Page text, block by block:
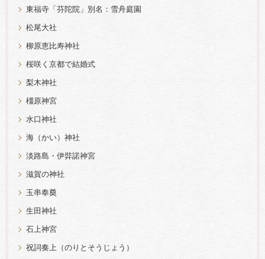
東福寺「芬陀院」別名：雪舟庭園
松尾大社
柳原恵比寿神社
桜咲く京都で結婚式
梨木神社
橿原神宮
水口神社
海（かい）神社
淡路島・伊弉諾神宮
滋賀の神社
玉串奉奠
生田神社
石上神宮
祝詞奏上（のりとそうじょう）